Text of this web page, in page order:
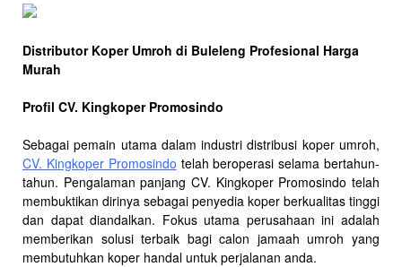
Distributor Koper Umroh di Buleleng Profesional Harga
Murah
Profil CV. Kingkoper Promosindo
Sebagai pemain utama dalam industri distribusi koper umroh,
CV. Kingkoper Promosindo telah beroperasi selama bertahun-
tahun. Pengalaman panjang CV. Kingkoper Promosindo telah
membuktikan dirinya sebagai penyedia koper berkualitas tinggi
dan dapat diandalkan. Fokus utama perusahaan ini adalah
memberikan solusi terbaik bagi calon jamaah umroh yang
membutuhkan koper handal untuk perjalanan anda.